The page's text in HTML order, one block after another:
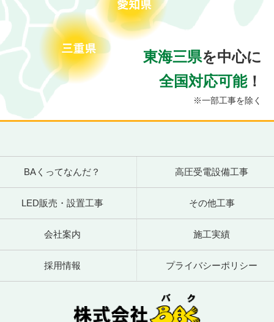
東海三県を中心に
全国対応可能！
※一部工事を除く
BAくってなんだ？ 高圧受電設備工事
LED販売・設置工事 その他工事
会社案内 施工実績
採用情報 プライバシーポリシー